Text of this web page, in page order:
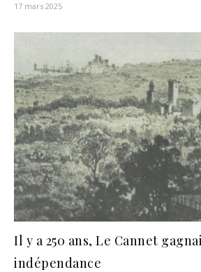
17 mars 2025
Il y a 250 ans, Le Cannet
indépendance